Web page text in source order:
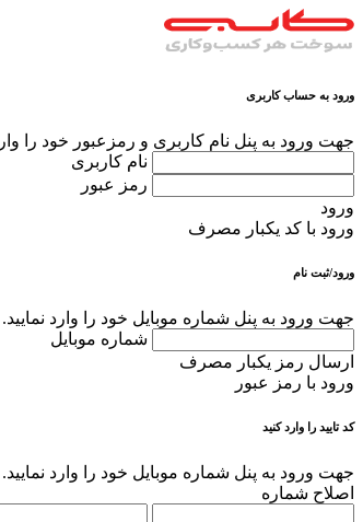
ورود به حساب کاربری
جهت ورود به پنل نام کاربری و رمزعبور خود را
نام کاربری
رمز عبور
ورود
ورود با کد یکبار مصرف
ورود/ثبت نام
جهت ورود به پنل شماره موبایل خود را وارد نمایید.
شماره موبایل
ارسال رمز یکبار مصرف
ورود با رمز عبور
کد تایید را وارد کنید
جهت ورود به پنل شماره موبایل خود را وارد نمایید.
اصلاح شماره